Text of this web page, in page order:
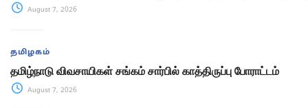
August 7, 2026
தமிழகம்
தமிழ்நாடு விவசாயிகள் சங்கம் சார்பில் காத்திருப்பு போராட்டம்
August 7, 2026